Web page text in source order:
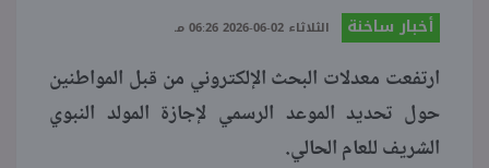
فنجان قهوة
بوابة الطلبة
أخبار ساخنة الثلاثاء 02-06-2026 06:26 مـ
ارتفعت معدلات البحث الإلكتروني من قبل المواطنين
حول تحديد الموعد الرسمي لإجازة المولد النبوي
الشريف للعام الحالي.